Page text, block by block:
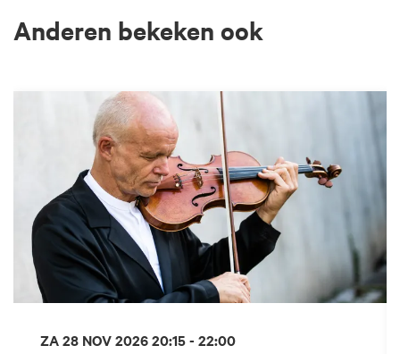
Anderen bekeken ook
ZA 28 NOV 202620:15 - 22:00